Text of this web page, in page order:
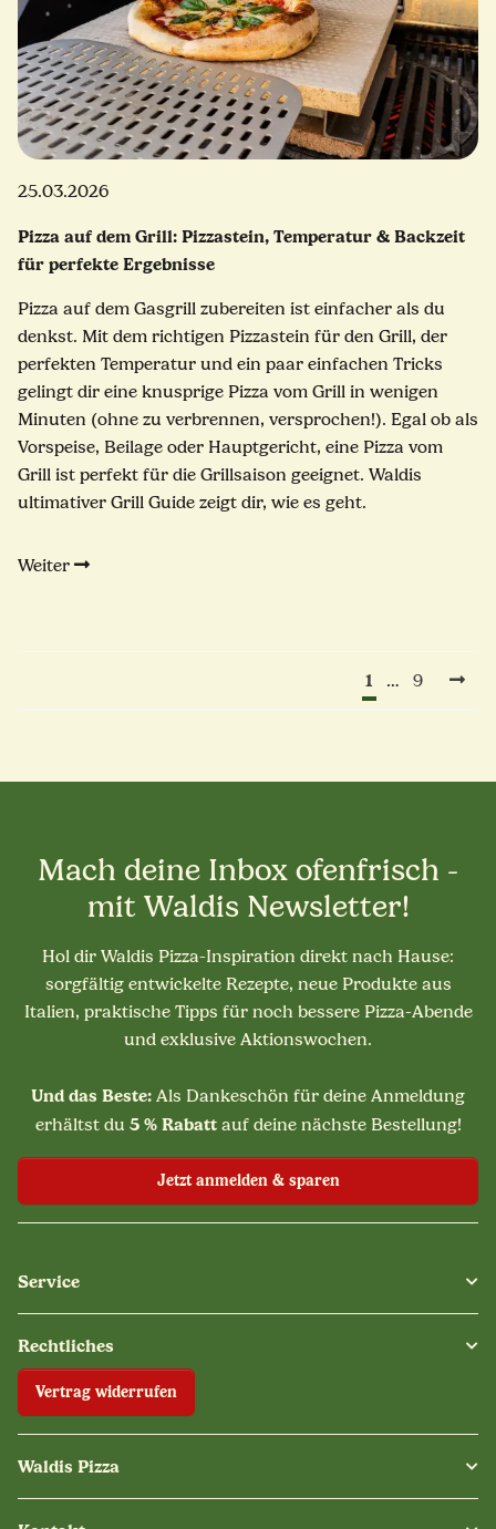
25.03.2026
Pizza auf dem Grill: Pizzastein, Temperatur & Backzeit
für perfekte Ergebnisse
Pizza auf dem Gasgrill zubereiten ist einfacher als du
denkst. Mit dem richtigen Pizzastein für den Grill, der
perfekten Temperatur und ein paar einfachen Tricks
gelingt dir eine knusprige Pizza vom Grill in wenigen
Minuten (ohne zu verbrennen, versprochen!). Egal ob als
Vorspeise, Beilage oder Hauptgericht, eine Pizza vom
Grill ist perfekt für die Grillsaison geeignet. Waldis
ultimativer Grill Guide zeigt dir, wie es geht.
Weiter
1 … 9
Mach deine Inbox ofenfrisch -
mit Waldis Newsletter!
Hol dir Waldis Pizza-Inspiration direkt nach Hause:
sorgfältig entwickelte Rezepte, neue Produkte aus
Italien, praktische Tipps für noch bessere Pizza-Abende
und exklusive Aktionswochen.
Und das Beste: Als Dankeschön für deine Anmeldung
erhältst du 5 % Rabattauf deine nächste Bestellung!
Jetzt anmelden & sparen
Service
Rechtliches
Vertrag widerrufen
Waldis Pizza